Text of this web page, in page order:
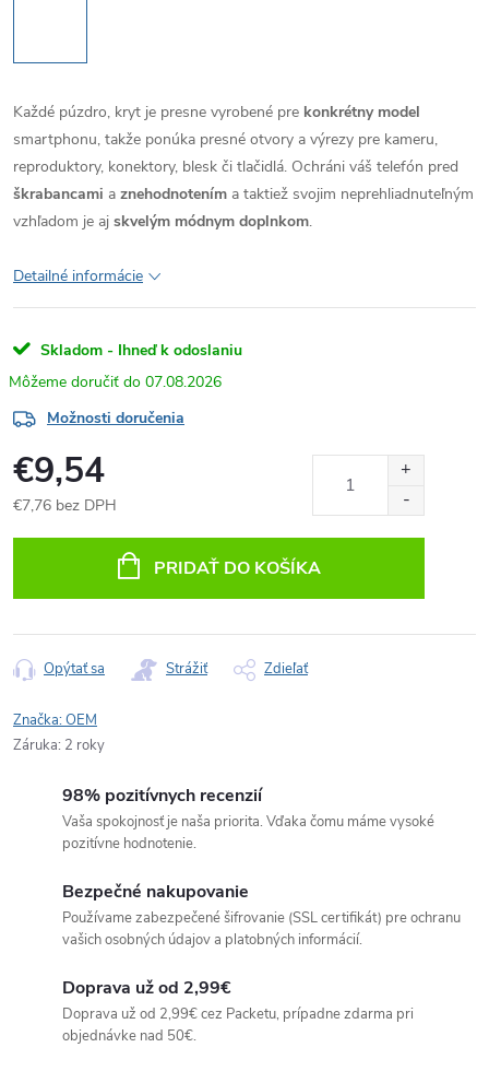
Každé púzdro, kryt je presne vyrobené pre konkrétny model
smartphonu, takže ponúka presné otvory a výrezy pre kameru,
reproduktory, konektory, blesk či tlačidlá. Ochráni váš telefón pred
škrabancami a znehodnotením a taktiež svojim neprehliadnuteľným
vzhľadom je aj skvelým módnym doplnkom.
Detailné informácie
Skladom - Ihneď k odoslaniu
07.08.2026
Možnosti doručenia
€9,54
€7,76 bez DPH
PRIDAŤ DO KOŠÍKA
Opýtať sa Strážiť Zdieľať
Značka:OEM
Záruka: 2 roky
98% pozitívnych recenzií
Vaša spokojnosť je naša priorita. Vďaka čomu máme vysoké
pozitívne hodnotenie.
Bezpečné nakupovanie
Používame zabezpečené šifrovanie (SSL certifikát) pre ochranu
vašich osobných údajov a platobných informácií.
Doprava už od 2,99€
Doprava už od 2,99€ cez Packetu, prípadne zdarma pri
objednávke nad 50€.